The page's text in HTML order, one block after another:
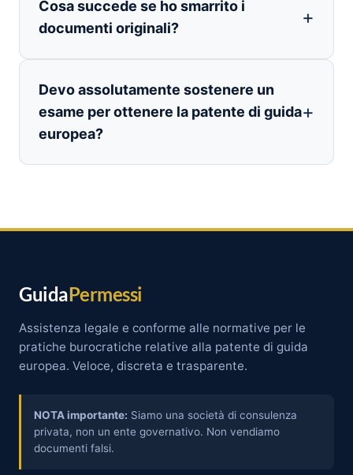
Cosa succede se ho smarrito i
documenti originali?
Devo assolutamente sostenere un
esame per ottenere la patente di guida
europea?
GuidaPermessi
Assistenza legale e conforme alle normative per le
pratiche burocratiche relative alla patente di guida
europea. Veloce, discreta e trasparente.
NOTA importante: Siamo una società di consulenza
privata, non un ente governativo. Non vendiamo
documenti falsi.